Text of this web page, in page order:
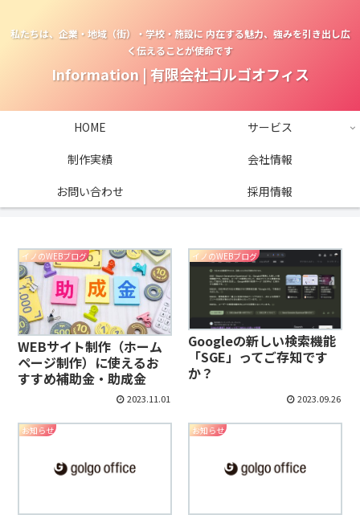
私たちは、企業・地域（街）・学校・施設に 内在する魅力、強みを引き出し広
く伝えることが使命です
Information | 有限会社ゴルゴオフィス
HOME
サービス
制作実績
会社情報
お問い合わせ
採用情報
イノのWEBブログ
WEBサイト制作（ホーム
ページ制作）に使えるお
すすめ補助金・助成金
2023.11.01
イノのWEBブログ
Googleの新しい検索機能
「SGE」ってご存知です
か？
2023.09.26
お知らせ お知らせ